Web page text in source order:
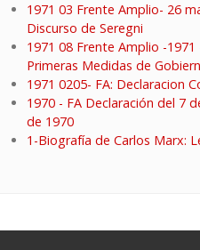
1971 03 Frente Amplio- 26
Discurso de Seregni
1971 08 Frente Amplio -1971
Primeras Medidas de
1971 0205- FA: Declaracion
1970 - FA Declaración del 7
de 1970
1-Biografía de Carlos Marx: